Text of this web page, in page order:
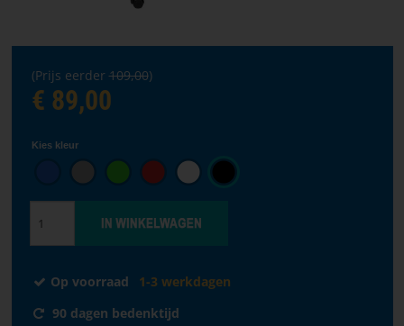
VOORPAGINA
SOFTWARE
ALGEMENE
VOORWAARDEN
CONTACTEER
ONS
(Prijs eerder109,00)
€ 89,00
Kies kleur
Op voorraad
1-3 werkdagen
90 dagen bedenktijd